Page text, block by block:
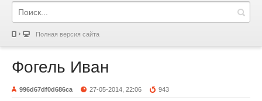
Полная версия сайта
Фогель Иван
996d67df0d686ca 27-05-2014, 22:06 943